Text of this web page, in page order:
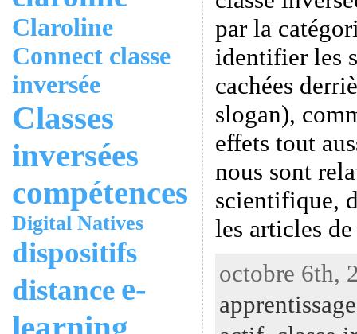
Claroline
Connect classe
inversée
Classes
inversées
compétences
Digital Natives
dispositifs
distance e-
par la
identifier les
cachées
slogan),
effets tout
nous sont
scientifique,
les articles
octobre 6th,
apprentissage